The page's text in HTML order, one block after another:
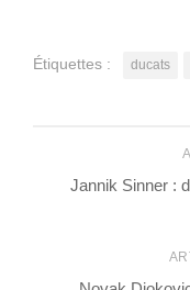
Étiquettes : ducats
Jannik Sinner :